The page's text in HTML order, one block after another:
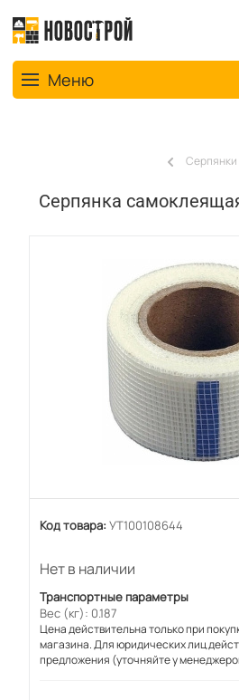
Toggle navigation
Меню
Серпянки
Серпянка
Код товара: УТ100108644
Нет в наличии
Транспортные параметры
Вес (кг): 0.187
Цена действительна только при
магазина. Для юридических лиц
предложения (уточняйте у